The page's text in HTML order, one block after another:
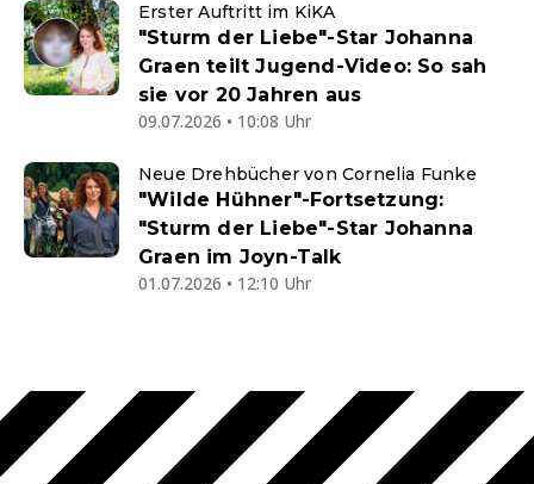
Erster Auftritt im KiKA
"Sturm der Liebe"-Star Johanna
Graen teilt Jugend-Video: So sah
sie vor 20 Jahren aus
09.07.2026 • 10:08 Uhr
Neue Drehbücher von Cornelia Funke
"Wilde Hühner"-Fortsetzung:
"Sturm der Liebe"-Star Johanna
Graen im Joyn-Talk
01.07.2026 • 12:10 Uhr